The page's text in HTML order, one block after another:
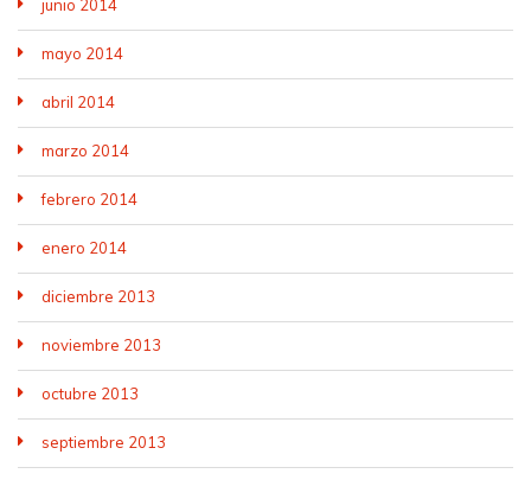
junio 2014
mayo 2014
abril 2014
marzo 2014
febrero 2014
enero 2014
diciembre 2013
noviembre 2013
octubre 2013
septiembre 2013